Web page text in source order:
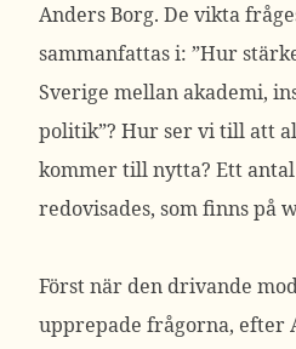
Anders Borg. De vikta
sammanfattas i: ”Hur
Sverige mellan akademi,
politik”? Hur ser vi till att
kommer till nytta? Ett
redovisades, som finns på
Först när den drivande
upprepade frågorna, efter